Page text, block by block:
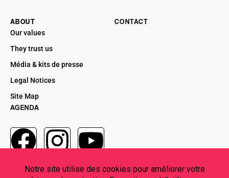
ABOUT
Our values
They trust us
Média & kits de presse
Legal Notices
Site Map
AGENDA
CONTACT
CONTACT US